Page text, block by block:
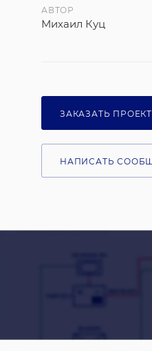
АВТОР
Михаил Куц
ЗАКАЗАТЬ ПРОЕКТ
НАПИСАТЬ